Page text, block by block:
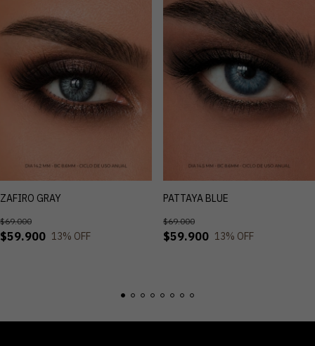
ZAFIRO GRAY
$59.900
$69.000
13% OFF
PATTAYA BLUE
$59.900
$69.000
13% OFF